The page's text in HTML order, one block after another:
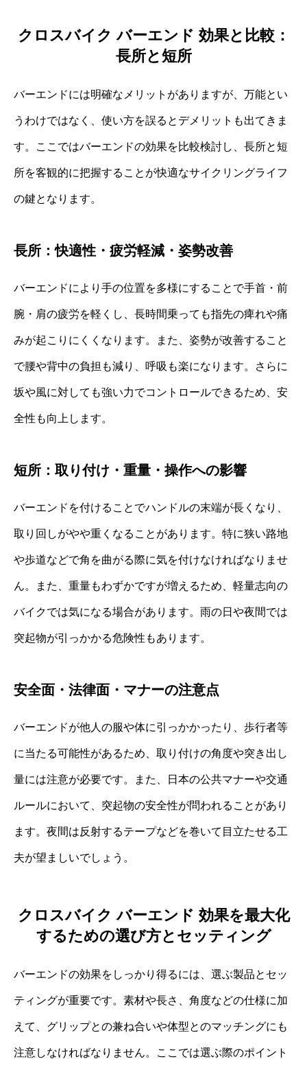
クロスバイク バーエンド 効果と比較：
長所と短所
バーエンドには明確なメリットがありますが、万能とい
うわけではなく、使い方を誤るとデメリットも出てきま
す。ここではバーエンドの効果を比較検討し、長所と短
所を客観的に把握することが快適なサイクリングライフ
の鍵となります。
長所：快適性・疲労軽減・姿勢改善
バーエンドにより手の位置を多様にすることで手首・前
腕・肩の疲労を軽くし、長時間乗っても指先の痺れや痛
みが起こりにくくなります。また、姿勢が改善すること
で腰や背中の負担も減り、呼吸も楽になります。さらに
坂や風に対しても強い力でコントロールできるため、安
全性も向上します。
短所：取り付け・重量・操作への影響
バーエンドを付けることでハンドルの末端が長くなり、
取り回しがやや重くなることがあります。特に狭い路地
や歩道などで角を曲がる際に気を付けなければなりませ
ん。また、重量もわずかですが増えるため、軽量志向の
バイクでは気になる場合があります。雨の日や夜間では
突起物が引っかかる危険性もあります。
安全面・法律面・マナーの注意点
バーエンドが他人の服や体に引っかかったり、歩行者等
に当たる可能性があるため、取り付けの角度や突き出し
量には注意が必要です。また、日本の公共マナーや交通
ルールにおいて、突起物の安全性が問われることがあり
ます。夜間は反射するテープなどを巻いて目立たせる工
夫が望ましいでしょう。
クロスバイク バーエンド 効果を最大化
するための選び方とセッティング
バーエンドの効果をしっかり得るには、選ぶ製品とセッ
ティングが重要です。素材や長さ、角度などの仕様に加
えて、グリップとの兼ね合いや体型とのマッチングにも
注意しなければなりません。ここでは選ぶ際のポイント